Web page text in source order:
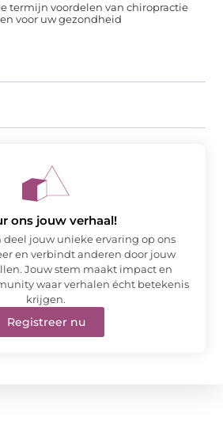
termijn voordelen van chiropractie
voor uw gezondheid
ons jouw verhaal!
deel jouw unieke ervaring op ons
en verbindt anderen door jouw
Jouw stem maakt impact en
waar verhalen écht betekenis
krijgen.
Registreer nu